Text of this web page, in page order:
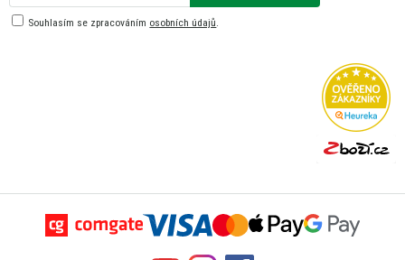
Souhlasím se zpracováním osobních údajů.